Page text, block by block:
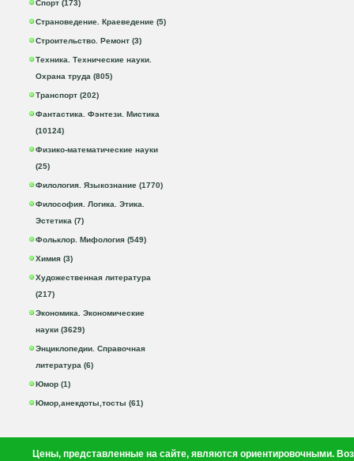
Спорт (173)
Страноведение. Краеведение (5)
Строительство. Ремонт (3)
Техника. Технические науки.
Охрана труда (805)
Транспорт (202)
Фантастика. Фэнтези. Мистика
(10124)
Физико-математические науки
(25)
Филология. Языкознание (1770)
Философия. Логика. Этика.
Эстетика (7)
Фольклор. Мифология (549)
Химия (3)
Художественная литература
(217)
Экономика. Экономические
науки (3629)
Энциклопедии. Справочная
литература (6)
Юмор (1)
Юмор,анекдоты,тосты (61)
Цены, представленные на сайте, являются ориентировочными.